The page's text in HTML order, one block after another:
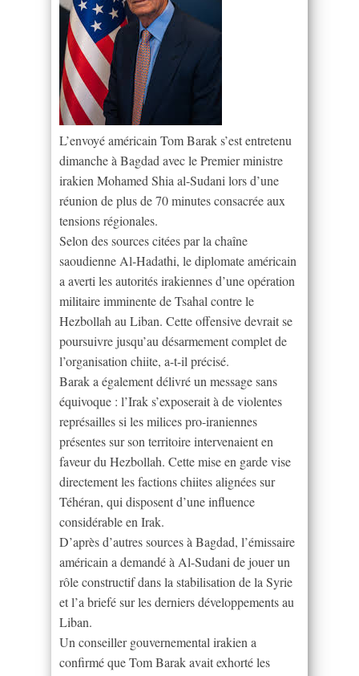
L’envoyé américain Tom Barak s’est entretenu
dimanche à Bagdad avec le Premier ministre
irakien Mohamed Shia al-Sudani lors d’une
réunion de plus de 70 minutes consacrée aux
tensions régionales.
Selon des sources citées par la chaîne
saoudienne Al-Hadathi, le diplomate américain
a averti les autorités irakiennes d’une opération
militaire imminente de Tsahal contre le
Hezbollah au Liban. Cette offensive devrait se
poursuivre jusqu’au désarmement complet de
l’organisation chiite, a-t-il précisé.
Barak a également délivré un message sans
équivoque : l’Irak s’exposerait à de violentes
représailles si les milices pro-iraniennes
présentes sur son territoire intervenaient en
faveur du Hezbollah. Cette mise en garde vise
directement les factions chiites alignées sur
Téhéran, qui disposent d’une influence
considérable en Irak.
D’après d’autres sources à Bagdad, l’émissaire
américain a demandé à Al-Sudani de jouer un
rôle constructif dans la stabilisation de la Syrie
et l’a briefé sur les derniers développements au
Liban.
Un conseiller gouvernemental irakien a
confirmé que Tom Barak avait exhorté les